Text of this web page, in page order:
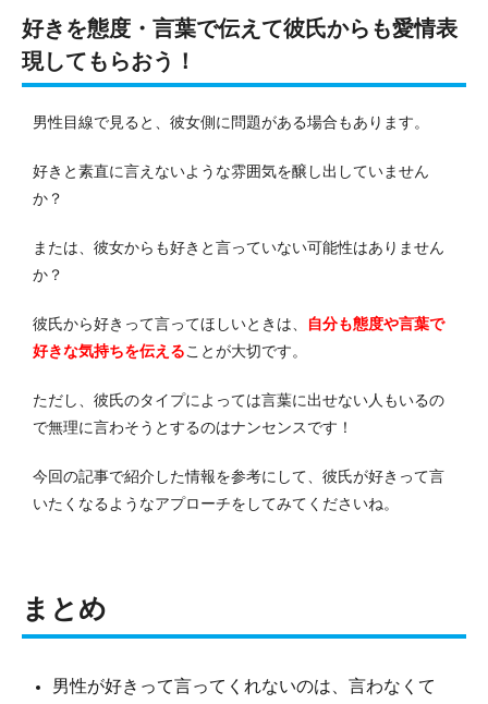
好きを態度・言葉で伝えて彼氏からも愛情表
現してもらおう！
男性目線で見ると、彼女側に問題がある場合もあります。
好きと素直に言えないような雰囲気を醸し出していません
か？
または、彼女からも好きと言っていない可能性はありません
か？
彼氏から好きって言ってほしいときは、
自分も態度や言葉で
好きな気持ちを伝えることが大切です。
ただし、彼氏のタイプによっては言葉に出せない人もいるの
で無理に言わそうとするのはナンセンスです！
今回の記事で紹介した情報を参考にして、彼氏が好きって言
いたくなるようなアプローチをしてみてくださいね。
まとめ
男性が好きって言ってくれないのは、言わなくて